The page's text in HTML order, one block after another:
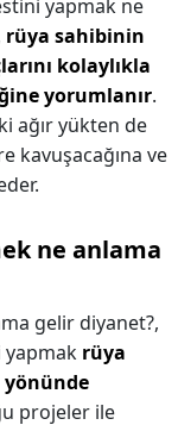
yapmak ne
rüya sahibinin
kolaylıkla
yorumlanır.
ağır yükten de
kavuşacağına ve
ne anlama
gelir diyanet?,
yapmak rüya
yönünde
projeler ile